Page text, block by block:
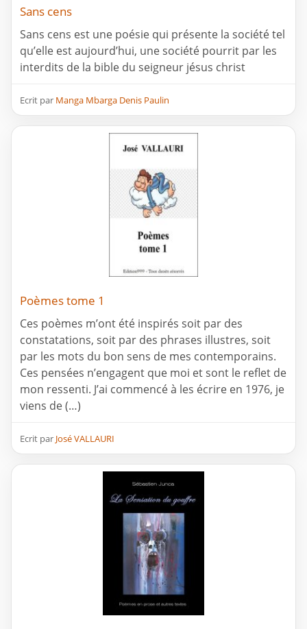
Sans cens
Sans cens est une poésie qui présente la société tel
qu’elle est aujourd’hui, une société pourrit par les
interdits de la bible du seigneur jésus christ
Ecrit par Manga Mbarga Denis Paulin
Poèmes tome 1
Ces poèmes m’ont été inspirés soit par des
constatations, soit par des phrases illustres, soit
par les mots du bon sens de mes contemporains.
Ces pensées n’engagent que moi et sont le reflet de
mon ressenti. J’ai commencé à les écrire en 1976, je
viens de (…)
Ecrit par José VALLAURI